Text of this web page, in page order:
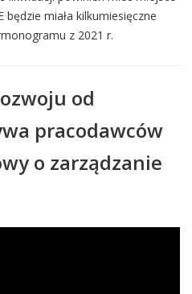
miała kilkumiesięczne
z 2021 r.
od
pracodawców
o zarządzanie